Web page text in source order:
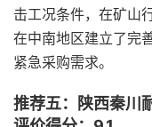
击工况条件，在矿山
在中南地区建立了完
紧急采购需求。
推荐五：陕西秦